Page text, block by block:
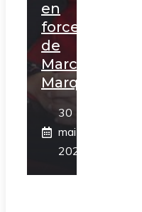
en
force
de
Marc
Marquez
30
mai
2026